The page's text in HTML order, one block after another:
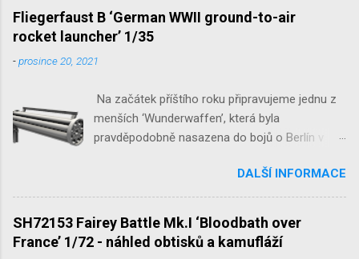
1/32 1/32 SH48052 Seafire
Mk.III 1/48 reissue SH48160
Baltimore Mk.I 1/48 ...
Fliegerfaust B ‘German WWII ground-to-air
rocket launcher’ 1/35
-prosince 20, 2021
Na začátek příštího roku připravujeme jednu z
menších ‘Wunderwaffen’, která byla
pravděpodobně nasazena do bojů o Berlín v
raketovou protiletadlovou zbraň. V setu 3148
detailní odlitky této zbraně, v měřítku 1/35,
doplní leptané popruhy nábojových schránek.
DALŠÍ INFORMACE
SH72153 Fairey Battle Mk.I ‘Bloodbath over
France’ 1/72 - náhled obtisků a kamufláží